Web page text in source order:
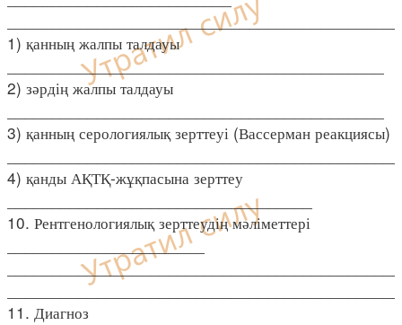
1) қанның жалпы талдауы
__________________________________________
2) зәрдің жалпы талдауы
3) қанның серологиялық зерттеуі (Вассерман реакциясы)
4) қанды АҚТҚ-жұқпасына зерттеу
__________________________________
10. Рентгенологиялық зерттеудің мәліметтері
______________________
11. Диагноз